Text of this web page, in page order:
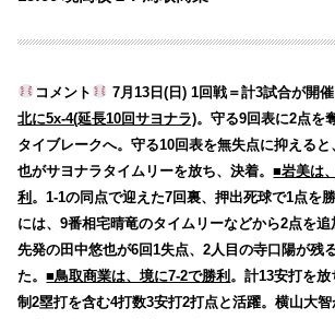
コメント 7月13日(日) 1回戦＝計3試合が開催
北に5x-4(延長10回サヨナラ)。守る9回表に2点を
タイブレークへ。守る10回表を無失点に抑える
也がサヨナラタイムリーを放ち、決着。■岩美は
利 。1-1の同点で迎えた7回裏、押出死球で1点を
には、9番相宅晴竜のタイムリーなどから2点を追
先発の田中悠也が6回1失点、2人目の寺口陽が残
た。■鳥取商業は、境に7-2で勝利 。計13安打を
制2塁打を含む4打数3安打2打点と活躍。横山大